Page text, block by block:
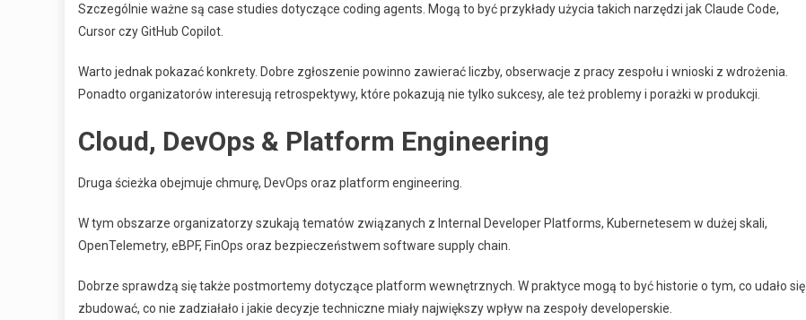
Szczególnie ważne są case studies dotyczące coding agents. Mogą to być przykłady użycia takich narzędzi jak Claude Code,
Cursor czy GitHub Copilot.
Warto jednak pokazać konkrety. Dobre zgłoszenie powinno zawierać liczby, obserwacje z pracy zespołu i wnioski z wdrożenia.
Ponadto organizatorów interesują retrospektywy, które pokazują nie tylko sukcesy, ale też problemy i porażki w produkcji.
Cloud, DevOps & Platform Engineering
Druga ścieżka obejmuje chmurę, DevOps oraz platform engineering.
W tym obszarze organizatorzy szukają tematów związanych z Internal Developer Platforms, Kubernetesem w dużej skali,
OpenTelemetry, eBPF, FinOps oraz bezpieczeństwem software supply chain.
Dobrze sprawdzą się także postmortemy dotyczące platform wewnętrznych. W praktyce mogą to być historie o tym, co udało się
zbudować, co nie zadziałało i jakie decyzje techniczne miały największy wpływ na zespoły developerskie.